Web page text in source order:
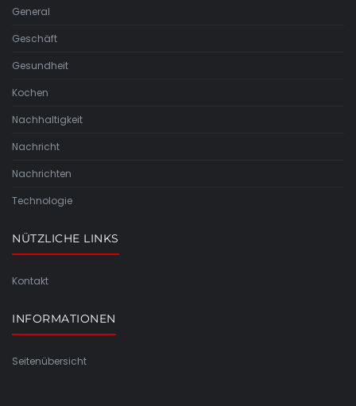
General
Geschäft
Gesundheit
Kochen
Nachhaltigkeit
Nachricht
Nachrichten
Technologie
NÜTZLICHE LINKS
Kontakt
INFORMATIONEN
Seitenübersicht